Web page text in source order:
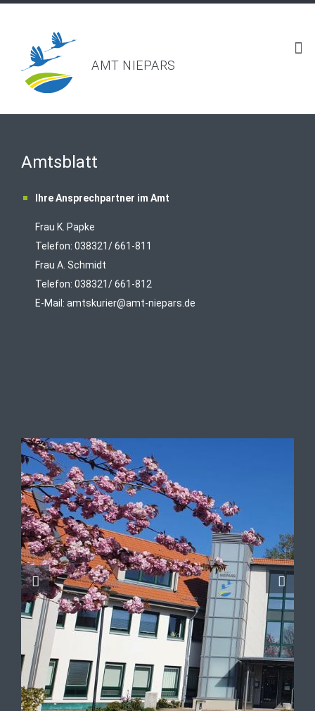
AMT NIEPARS
Amtsblatt
Ihre Ansprechpartner im Amt
Frau K. Papke
Telefon: 038321/ 661-811
Frau A. Schmidt
Telefon: 038321/ 661-812
E-Mail: amtskurier@amt-niepars.de